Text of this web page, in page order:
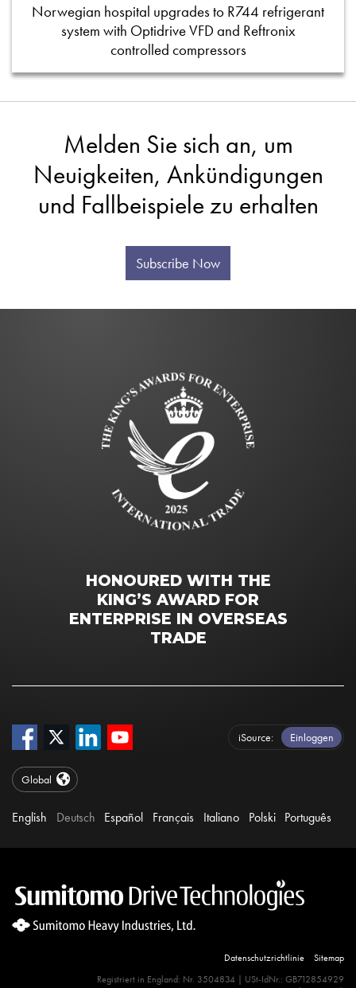
Norwegian hospital upgrades to R744 refrigerant
system with Optidrive VFD and Reftronix
controlled compressors
Melden Sie sich an, um
Neuigkeiten, Ankündigungen
und Fallbeispiele zu erhalten
Subscribe Now
HONOURED WITH THE
KING’S AWARD FOR
ENTERPRISE IN OVERSEAS
TRADE
iSource Einloggen
Global
English Deutsch Español Français Italiano Polski Português
Datenschutzrichtlinie
Sitemap
Registriert in England: Nr. 3504834 | USt-IdNr.: GB712854929
Site Search 360 Error:There is no input element for the